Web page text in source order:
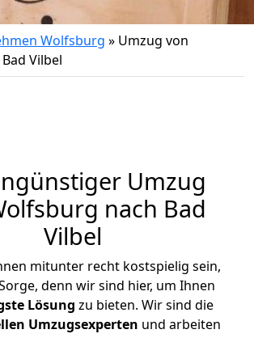
Wolfsburg » Umzug von
Vilbel
Umzug
nach Bad
Vilbel
mitunter recht kostspielig sein,
denn wir sind hier, um Ihnen
Lösung zu bieten. Wir sind die
Umzugsexperten und arbeiten